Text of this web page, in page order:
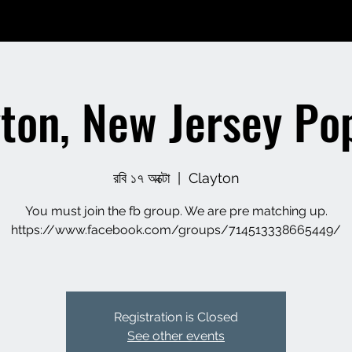
New Jersey
রবি ১৭ অক্টো
  |
Clayton
You must join the fb group. We are pre matching up.
https://www.facebook.com/groups/714513338665449/
Registration is Closed
See other events